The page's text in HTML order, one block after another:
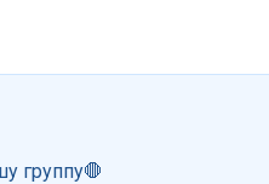
группу🛑